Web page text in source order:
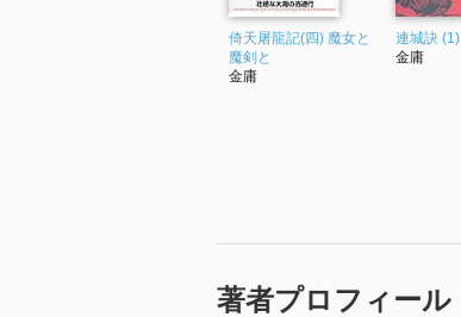
倚天屠龍記(四) 魔女と
魔剣と
金庸
連城訣 (1)
金庸
著者プロフィール